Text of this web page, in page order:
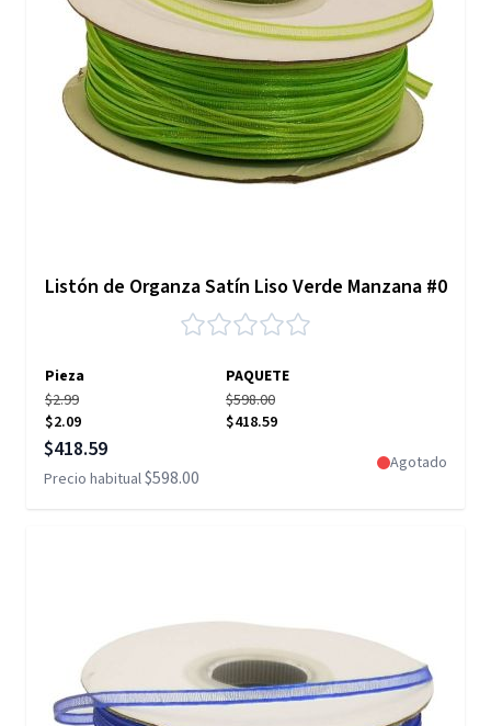
Listón de Organza Satín Liso Verde Manzana #0
Pieza
PAQUETE
$2.99
$2.09
$598.00
$418.59
Precio especial
$418.59
Precio habitual$598.00
Agotado